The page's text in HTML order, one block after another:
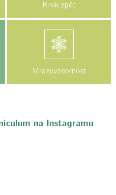
Krok zpět
Mrazuvzdornost
na Instagramu